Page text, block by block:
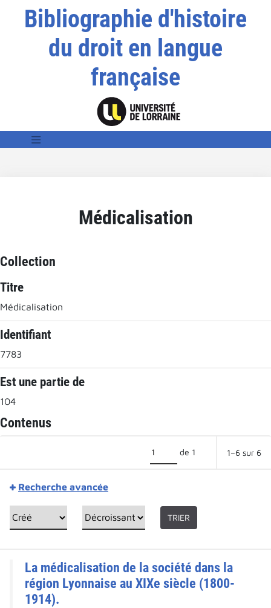
Bibliographie d'histoire
du droit en langue
française
Médicalisation
Collection
Titre
Médicalisation
Identifiant
7783
Est une partie de
104
Contenus
de 1 1–6 sur 6
Recherche avancée
TRIER
La médicalisation de la société dans la
région Lyonnaise au XIXe siècle (1800-
1914).